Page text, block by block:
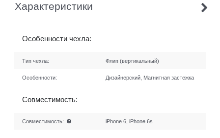
Характеристики
Особенности чехла:
Тип чехла: Флип (вертикальный)
Особенности: Дизайнерский, Магнитная застежка
Совместимость:
Совместимость: iPhone 6, iPhone 6s